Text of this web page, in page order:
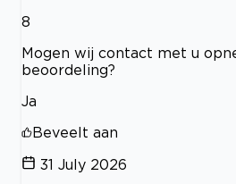
8
Mogen wij contact met u
beoordeling?
Ja
Beveelt aan
31 July 2026